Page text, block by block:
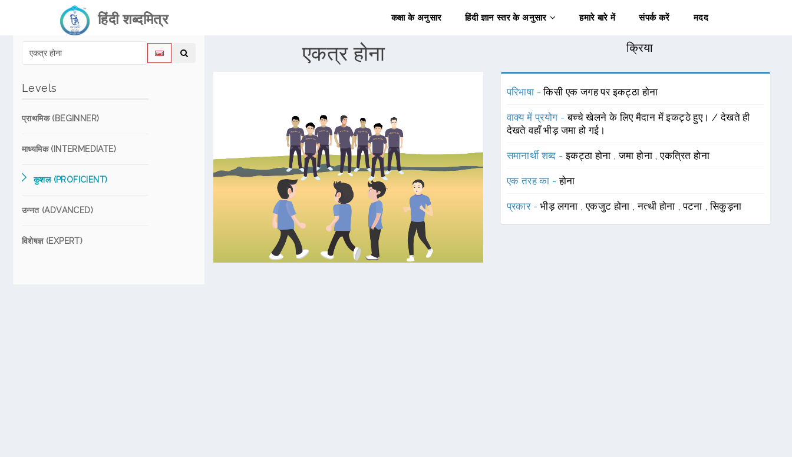
हिंदी शब्दमित्र कक्षा के अनुसार हिंदी ज्ञान स्तर के अनुसार हमारे बारे में संपर्क करें मदद
Levels
प्राथमिक (BEGINNER)
माध्यमिक (INTERMEDIATE)
कुशल (PROFICIENT)
उन्नत (ADVANCED)
विशेषज्ञ (EXPERT)
एकत्र होना क्रिया
परिभाषा -किसी एक जगह पर इकट्ठा होना
वाक्य में प्रयोग -बच्चे खेलने के लिए मैदान में इकट्ठे हुए। / देखते ही
देखते वहाँ भीड़ जमा हो गई।
समानार्थी शब्द -इकट्ठा होना ,जमा होना ,एकत्रित होना
एक तरह का -होना
प्रकार -भीड़ लगना ,एकजुट होना ,नत्थी होना ,पटना ,सिकुड़ना